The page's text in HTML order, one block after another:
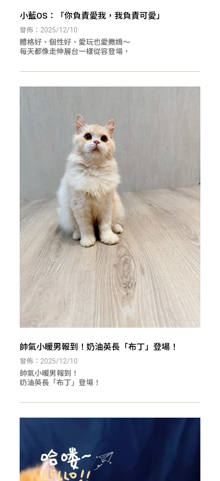
小藍OS：「你負責愛我，我負責可愛」
發佈：2025/12/10
體格好、個性好、愛玩也愛撒嬌～
每天都像走伸展台一樣從容登場，
帥氣小暖男報到！奶油英長「布丁」登場！
發佈：2025/12/10
帥氣小暖男報到！
奶油英長「布丁」登場！